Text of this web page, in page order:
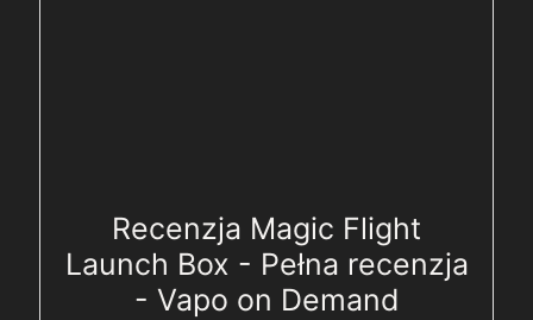
Recenzja Magic Flight
Launch Box - Pełna recenzja
- Vapo on Demand